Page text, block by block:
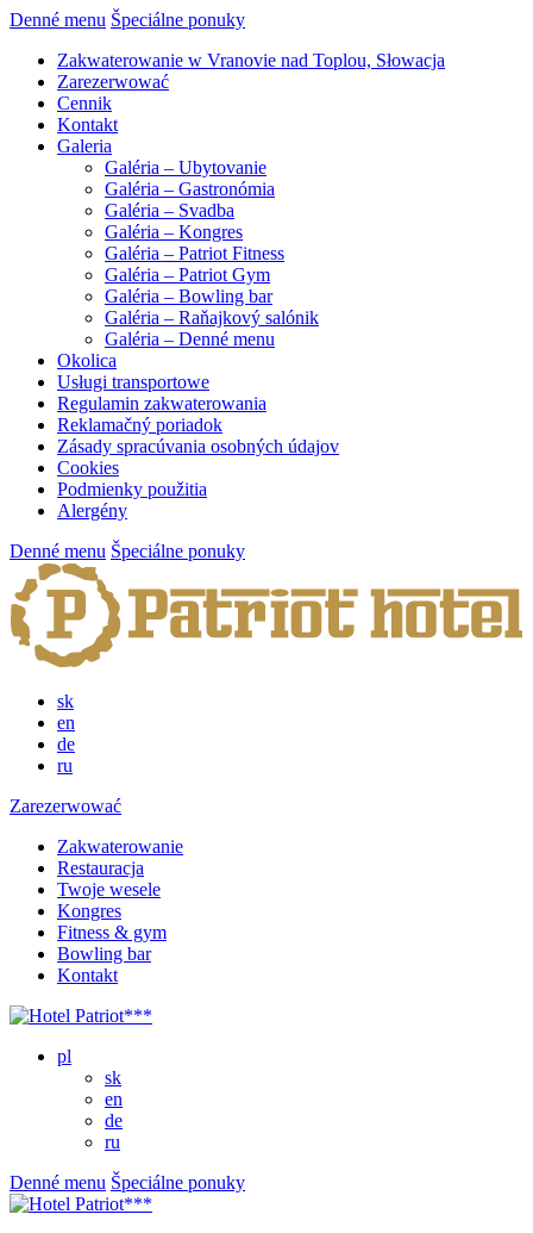
Denné menu Špeciálne ponuky
Zakwaterowanie w Vranovie nad Toplou, Słowacja
Zarezerwować
Cennik
Kontakt
Galeria
Galéria – Ubytovanie
Galéria – Gastronómia
Galéria – Svadba
Galéria – Kongres
Galéria – Patriot Fitness
Galéria – Patriot Gym
Galéria – Bowling bar
Galéria – Raňajkový salónik
Galéria – Denné menu
Okolica
Usługi transportowe
Regulamin zakwaterowania
Reklamačný poriadok
Zásady spracúvania osobných údajov
Cookies
Podmienky použitia
Alergény
Denné menu Špeciálne ponuky
sk
en
de
ru
Zarezerwować
Zakwaterowanie
Restauracja
Twoje wesele
Kongres
Fitness & gym
Bowling bar
Kontakt
pl
sk
en
de
ru
Denné menu Špeciálne ponuky